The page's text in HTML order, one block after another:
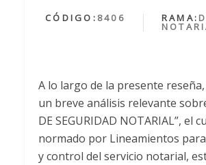
CÓDIGO: 8406 RAMA:
A lo largo de la presente
un breve análisis relevante
DE SEGURIDAD NOTARIAL”, el
normado por Lineamientos
y control del servicio notarial,